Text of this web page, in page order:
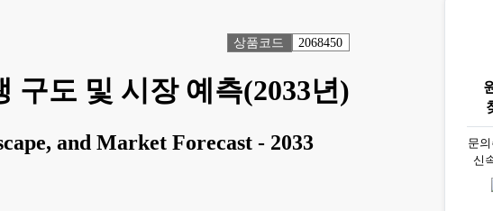
상품코드 2068450
구도 및 시장 예측(2033년)
and Market Forecast - 2033
문
신